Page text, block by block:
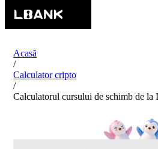
Acasă
/
Calculator cripto
/
Calculatorul cursului de schimb de la